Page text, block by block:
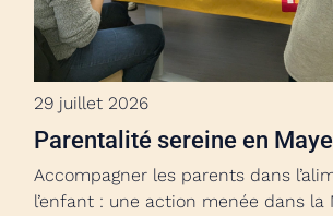
29 juillet 2026
Parentalité sereine en
Accompagner les parents dans
l’enfant : une action menée dans la